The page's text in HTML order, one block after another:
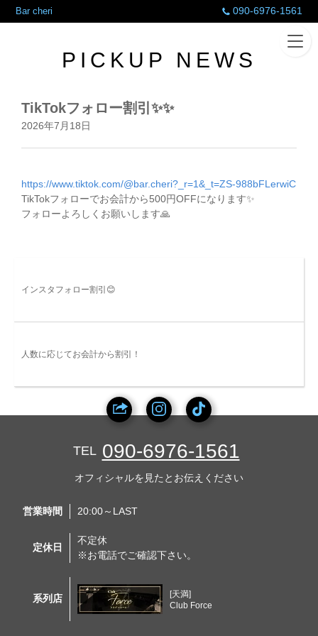
Bar cheri 090-6976-1561
PICKUP NEWS
TikTokフォロー割引✨✨
2026年7月18日
https://www.tiktok.com/@bar.cheri?_r=1&_t=ZS-988bFLerwiC
TikTokフォローでお会計から500円OFFになります✨
フォローよろしくお願いします🙏
インスタフォロー割引😊
人数に応じてお会計から割引！
TEL 090-6976-1561
オフィシャルを見たとお伝えください
営業時間 20:00～LAST
定休日
不定休
※お電話でご確認下さい。
系列店
[天満]
Club Force